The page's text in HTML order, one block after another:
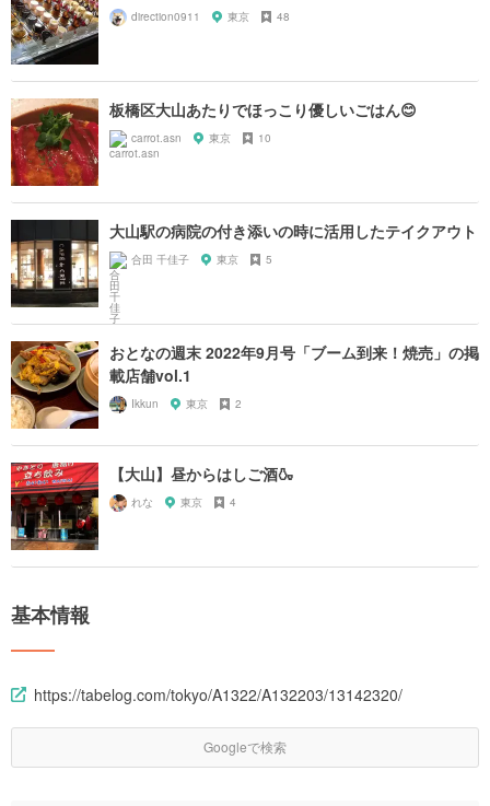
direction0911 東京 48
板橋区大山あたりでほっこり優しいごはん😊
carrot.asn 東京 10
大山駅の病院の付き添いの時に活用したテイクアウト
合田 千佳子 東京 5
おとなの週末 2022年9月号「ブーム到来！焼売」の掲
載店舗vol.1
Ikkun 東京 2
【大山】昼からはしご酒🍶
れな 東京 4
基本情報
https://tabelog.com/tokyo/A1322/A132203/13142320/
Googleで検索